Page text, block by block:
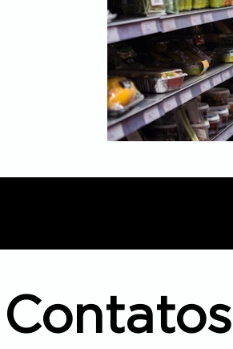
Contatos